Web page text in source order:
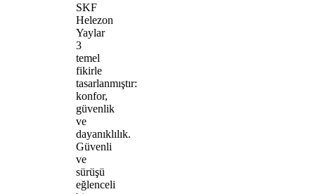
SKF
Helezon
Yaylar
3
temel
fikirle
tasarlanmıştır:
konfor,
güvenlik
ve
dayanıklılık.
Güvenli
ve
sürüşü
eğlenceli